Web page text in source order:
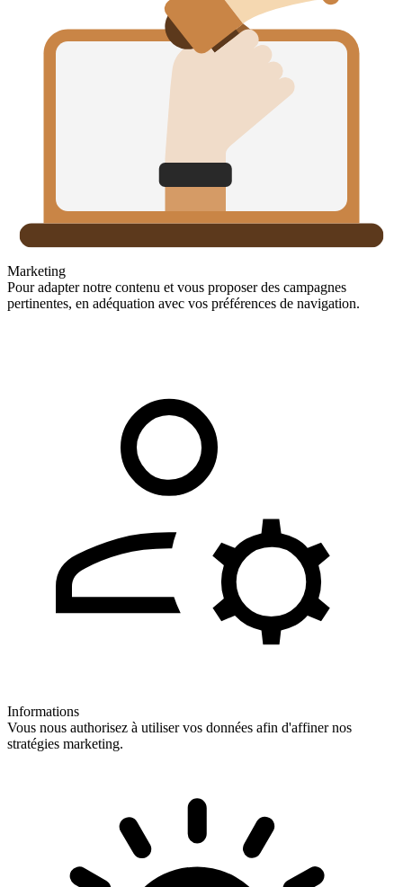
Marketing
Pour adapter notre contenu et vous proposer des campagnes
pertinentes, en adéquation avec vos préférences de navigation.
Informations
Vous nous authorisez à utiliser vos données afin d'affiner nos
stratégies marketing.